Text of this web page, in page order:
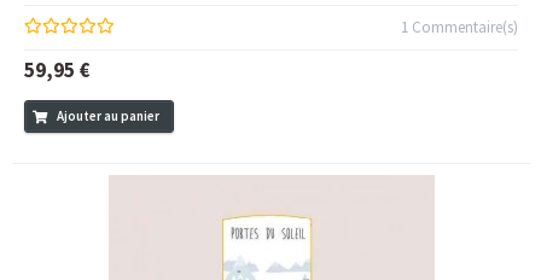
1 Commentaire(s)
59,95 €
Ajouter au panier